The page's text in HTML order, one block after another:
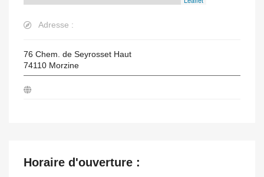
Adresse :
76 Chem. de Seyrosset Haut
74110 Morzine
Horaire d'ouverture :